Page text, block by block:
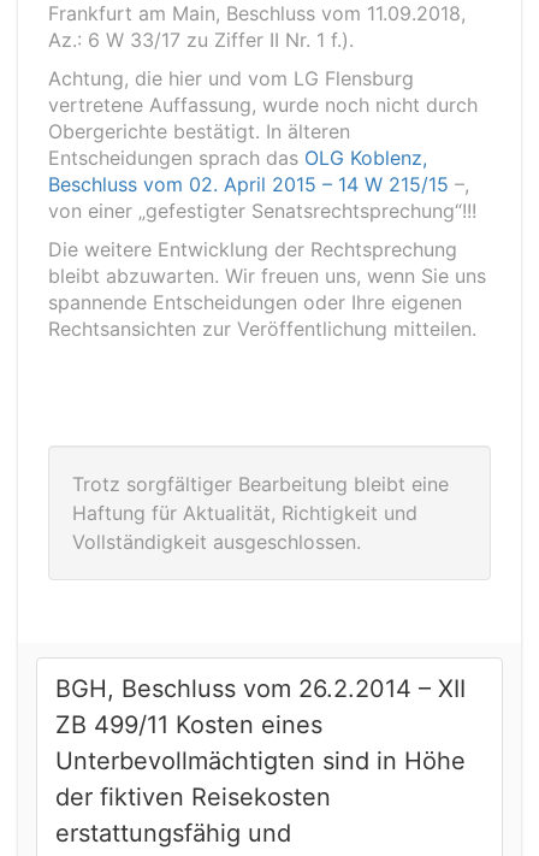
Frankfurt am Main, Beschluss vom 11.09.2018,
Az.: 6 W 33/17 zu Ziffer II Nr. 1 f.).
Achtung, die hier und vom LG Flensburg
vertretene Auffassung, wurde noch nicht durch
Obergerichte bestätigt. In älteren
Entscheidungen sprach das OLG Koblenz,
Beschluss vom 02. April 2015 – 14 W 215/15 –,
von einer „gefestigter Senatsrechtsprechung“!!!
Die weitere Entwicklung der Rechtsprechung
bleibt abzuwarten. Wir freuen uns, wenn Sie uns
spannende Entscheidungen oder Ihre eigenen
Rechtsansichten zur Veröffentlichung mitteilen.
Trotz sorgfältiger Bearbeitung bleibt eine
Haftung für Aktualität, Richtigkeit und
Vollständigkeit ausgeschlossen.
BGH, Beschluss vom 26.2.2014 – XII
ZB 499/11 Kosten eines
Unterbevollmächtigten sind in Höhe
der fiktiven Reisekosten
erstattungsfähig und